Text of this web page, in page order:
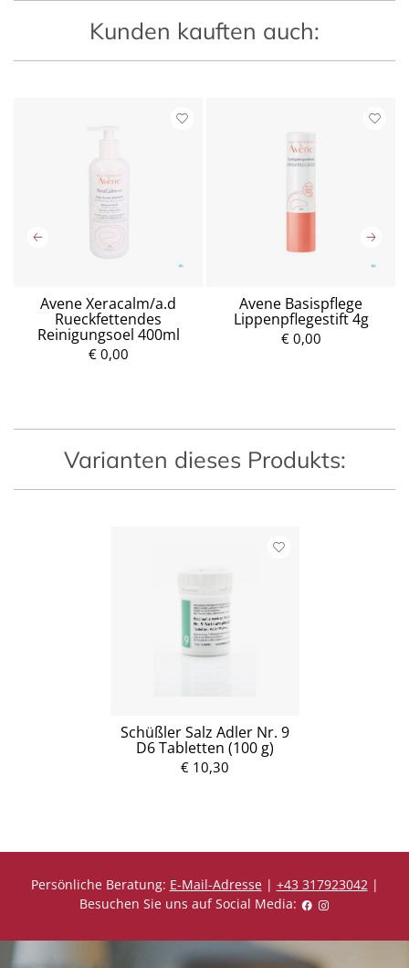
Kunden kauften auch:
Avene Xeracalm/a.d
Rueckfettendes
Reinigungsoel 400ml
€ 0,00
Avene Basispflege
Lippenpflegestift 4g
€ 0,00
Varianten dieses Produkts:
Schüßler Salz Adler Nr. 9
D6 Tabletten (100 g)
€ 10,30
Persönliche Beratung: E-Mail-Adresse| +43 317923042|
Besuchen Sie uns auf Social Media: